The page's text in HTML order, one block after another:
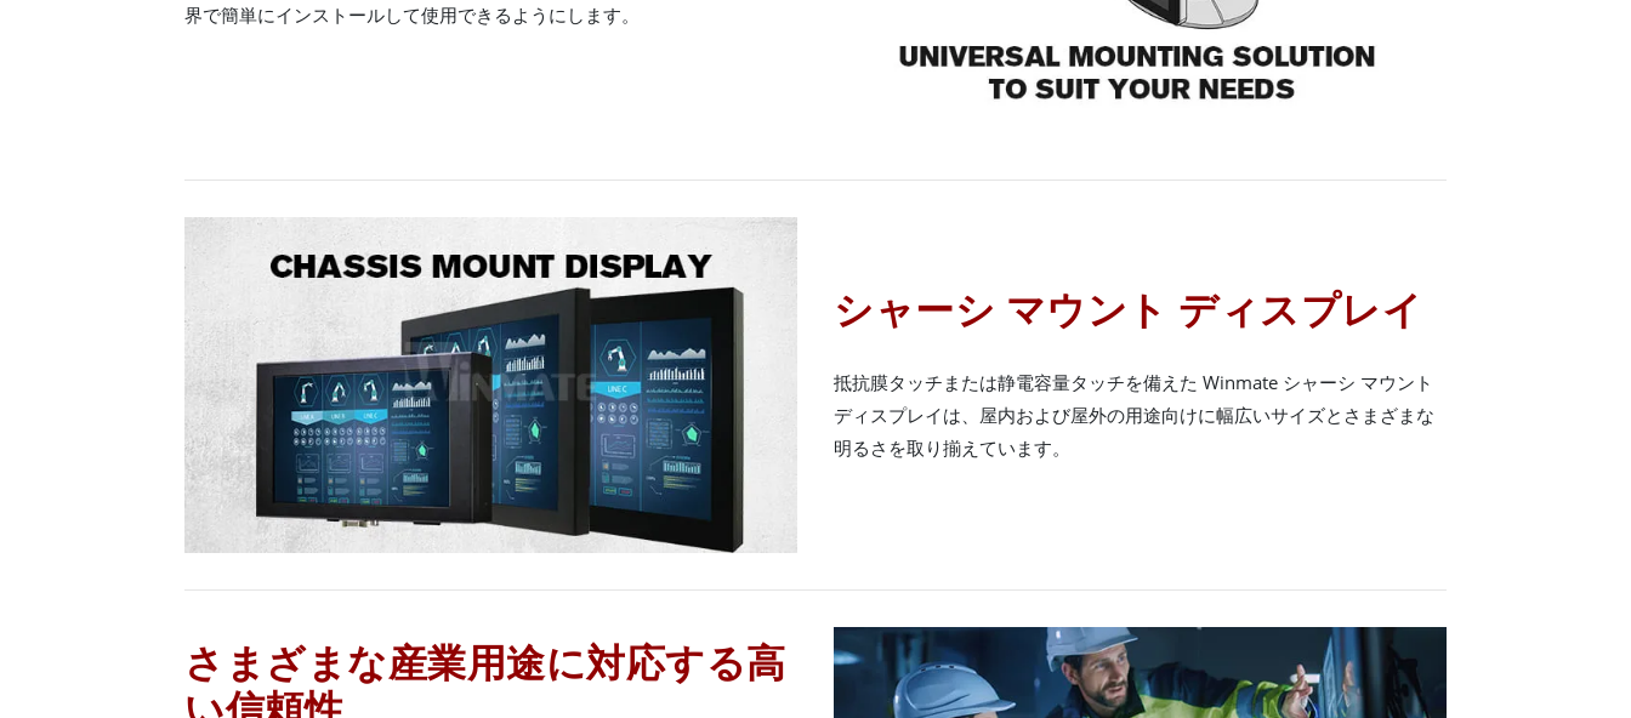
界で簡単にインストールして使用できるようにします。
シャーシ マウント ディスプレイ
抵抗膜タッチまたは静電容量タッチを備えた Winmate シャーシ マウント
ディスプレイは、屋内および屋外の用途向けに幅広いサイズとさまざまな
明るさを取り揃えています。
さまざまな産業用途に対応する高